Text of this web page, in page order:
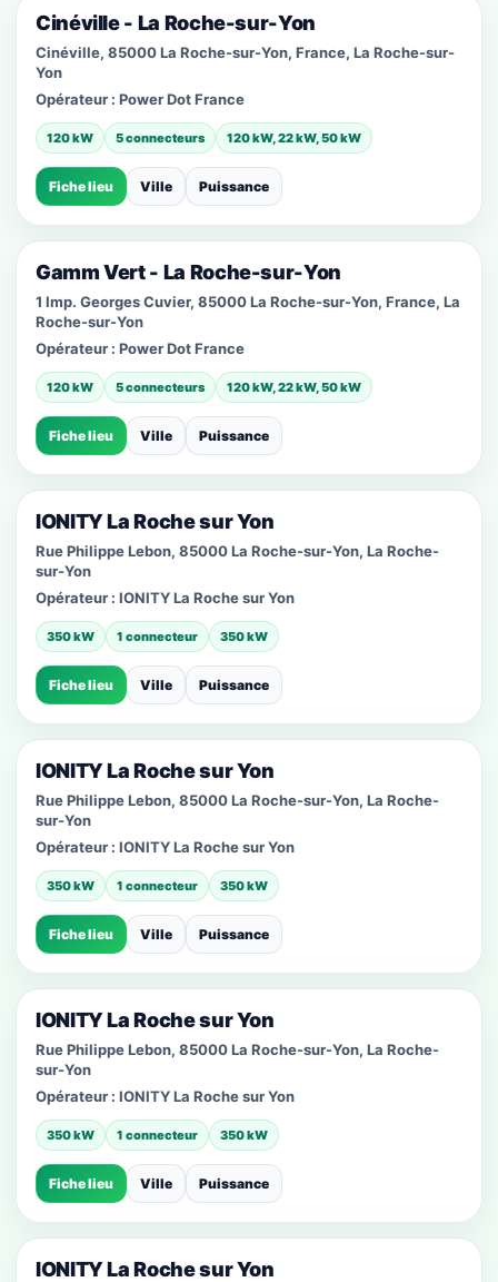
Cinéville - La Roche-sur-Yon
Cinéville, 85000 La Roche-sur-Yon, France, La Roche-sur-
Yon
Opérateur : Power Dot France
120 kW 5 connecteurs 120 kW, 22 kW, 50 kW
Fiche lieu Ville Puissance
Gamm Vert - La Roche-sur-Yon
1 Imp. Georges Cuvier, 85000 La Roche-sur-Yon, France, La
Roche-sur-Yon
Opérateur : Power Dot France
120 kW 5 connecteurs 120 kW, 22 kW, 50 kW
Fiche lieu Ville Puissance
IONITY La Roche sur Yon
Rue Philippe Lebon, 85000 La Roche-sur-Yon, La Roche-
sur-Yon
Opérateur : IONITY La Roche sur Yon
350 kW 1 connecteur 350 kW
Fiche lieu Ville Puissance
IONITY La Roche sur Yon
Rue Philippe Lebon, 85000 La Roche-sur-Yon, La Roche-
sur-Yon
Opérateur : IONITY La Roche sur Yon
350 kW 1 connecteur 350 kW
Fiche lieu Ville Puissance
IONITY La Roche sur Yon
Rue Philippe Lebon, 85000 La Roche-sur-Yon, La Roche-
sur-Yon
Opérateur : IONITY La Roche sur Yon
350 kW 1 connecteur 350 kW
Fiche lieu Ville Puissance
IONITY La Roche sur Yon